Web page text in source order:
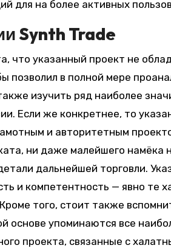
для на более активных
Synth Trade
что указанный проект не
в полной мере
изучить ряд наиболее
Если же конкретнее, то
и авторитетным
ни даже малейшего намёка
дальнейшей торговли.
и компетентность — явно те
того, стоит также
основе упоминаются все
проекта, связанные с